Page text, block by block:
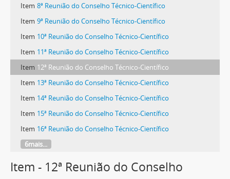
Item 8ª Reunião do Conselho Técnico-Científico
Item 9ª Reunião do Conselho Técnico-Científico
Item 10ª Reunião do Conselho Técnico-Científico
Item 11ª Reunião do Conselho Técnico-Científico
Item 12ª Reunião do Conselho Técnico-Científico
Item 13ª Reunião do Conselho Técnico-Científico
Item 14ª Reunião do Conselho Técnico-Científico
Item 15ª Reunião do Conselho Técnico-Científico
Item 16ª Reunião do Conselho Técnico-Científico
6mais...
Item - 12ª Reunião do Conselho